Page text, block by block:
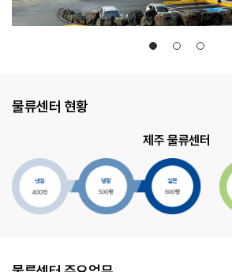
물류센터 현황
제주 물류센터